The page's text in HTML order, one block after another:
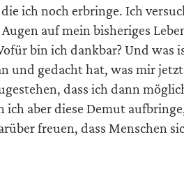
ich noch erbringe. Ich
auf mein bisheriges
bin ich dankbar? Und was
und gedacht hat, was mir
dass ich dann
aber diese Demut
freuen, dass Menschen